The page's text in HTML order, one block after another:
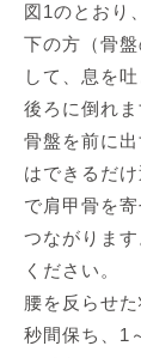
図1のとおり
下の方（骨
して、息を
後ろに倒れ
骨盤を前に
はできるだ
で肩甲骨を
つながりま
ください。
腰を反らせ
秒間保ち、1